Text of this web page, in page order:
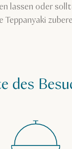
lassen oder
Teppanyaki
des